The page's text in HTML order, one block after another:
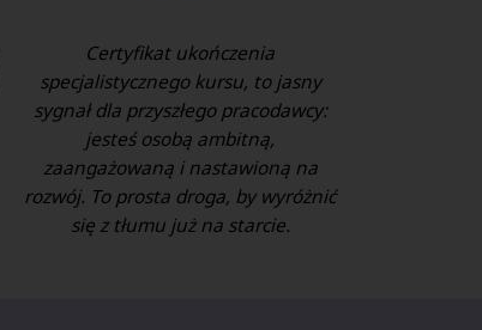
Certyfikat ukończenia
specjalistycznego kursu, to jasny
sygnał dla przyszłego pracodawcy:
jesteś osobą ambitną,
zaangażowaną i nastawioną na
rozwój. To prosta droga, by wyróżnić
się z tłumu już na starcie.